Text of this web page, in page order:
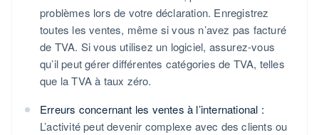
problèmes lors de votre déclaration. Enregistrez
toutes les ventes, même si vous n’avez pas facturé
de TVA. Si vous utilisez un logiciel, assurez-vous
qu’il peut gérer différentes catégories de TVA, telles
que la TVA à taux zéro.
Erreurs concernant les ventes à l’international :
L’activité peut devenir complexe avec des clients ou